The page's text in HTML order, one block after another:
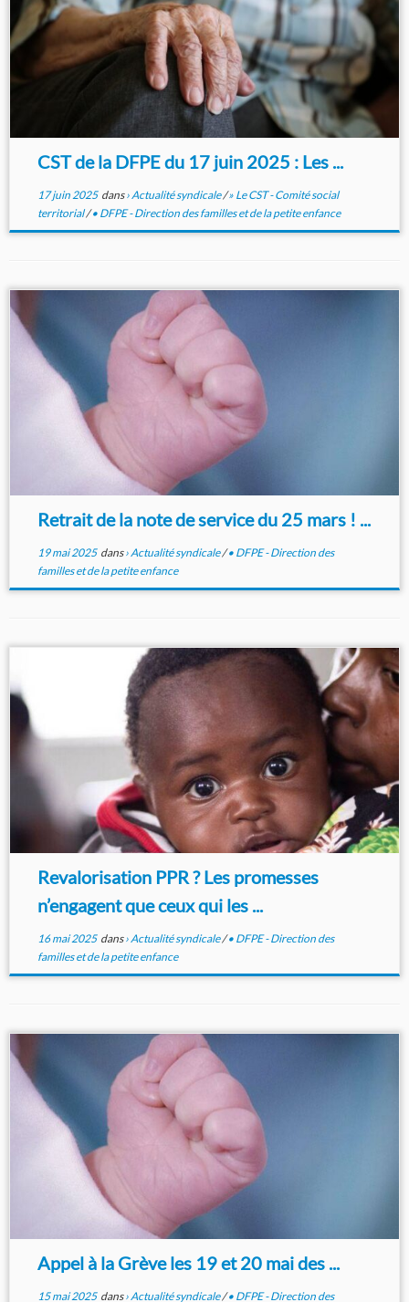
CST de la DFPE du 17 juin 2025 : Les ...
17 juin 2025dans› Actualité syndicale/» Le CST - Comité social
territorial/• DFPE - Direction des familles et de la petite enfance
Retrait de la note de service du 25 mars ! ...
19 mai 2025dans› Actualité syndicale/• DFPE - Direction des
familles et de la petite enfance
Revalorisation PPR ? Les promesses
n’engagent que ceux qui les ...
16 mai 2025dans› Actualité syndicale/• DFPE - Direction des
familles et de la petite enfance
Appel à la Grève les 19 et 20 mai des ...
15 mai 2025dans› Actualité syndicale/• DFPE - Direction des